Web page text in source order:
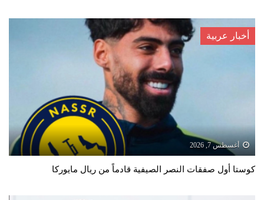
أخبار عربية
أغسطس 7, 2026
كوستا أول صفقات النصر الصيفية قادماً من ريال مايوركا